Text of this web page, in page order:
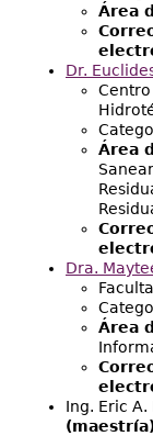
Área
Dr.
Área
Dra.
Área
Ing. Eric A.